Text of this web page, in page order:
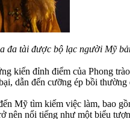
đa tài được bộ lạc người Mỹ
kiến đỉnh điểm của Phong
dẫn đến cưỡng ép bồi thường
Mỹ tìm kiếm việc làm, bao
nổi tiếng như một biểu